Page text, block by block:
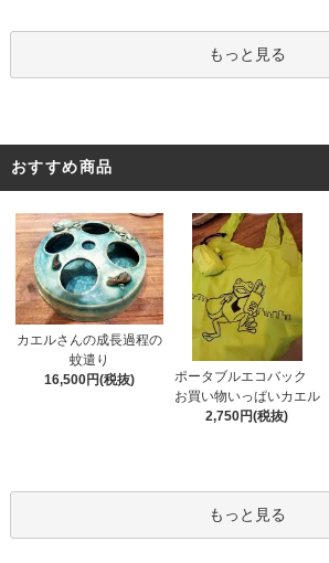
もっと見る
おすすめ商品
カエルさんの成長過程の
蚊遣り
16,500円(税抜)
ポータブルエコバック
お買い物いっぱいカエル
2,750円(税抜)
もっと見る